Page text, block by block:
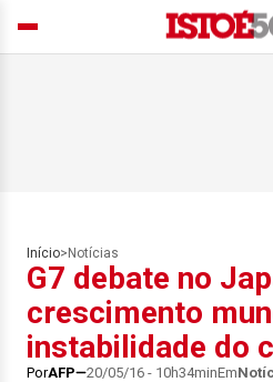
Início> Notícias
G7 debate no
crescimento
instabilidade do
PorAFP 20/05/16 - 10h34minEm